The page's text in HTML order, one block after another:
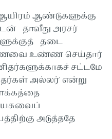
ஆண்டுகளுக்கு
தாவீது அரசர்
தடை
உண்ண செய்தார்
சட்டமே
அல்லர்' என்று
அடுத்ததே